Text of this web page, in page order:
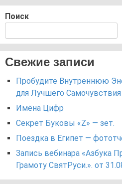
Поиск
Свежие записи
Пробудите Внутреннюю
для Лучшего
Имёна Цифр
Секрет Буковы «Z» — зет.
Поездка в Египет —
Запись вебинара «Азбука
Грамоту СвятРуси.». от